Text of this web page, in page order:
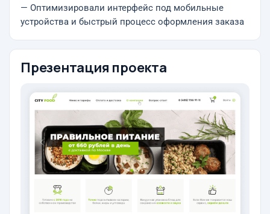
— Оптимизировали интерфейс под мобильные
устройства и быстрый процесс оформления заказа
Презентация проекта